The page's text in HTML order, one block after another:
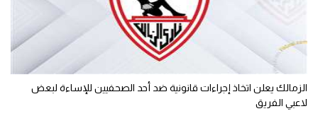
الزمالك يعلن اتخاذ إجراءات قانونية ضد أحد الصحفيين للإساءة لبعض
لاعبي الفريق